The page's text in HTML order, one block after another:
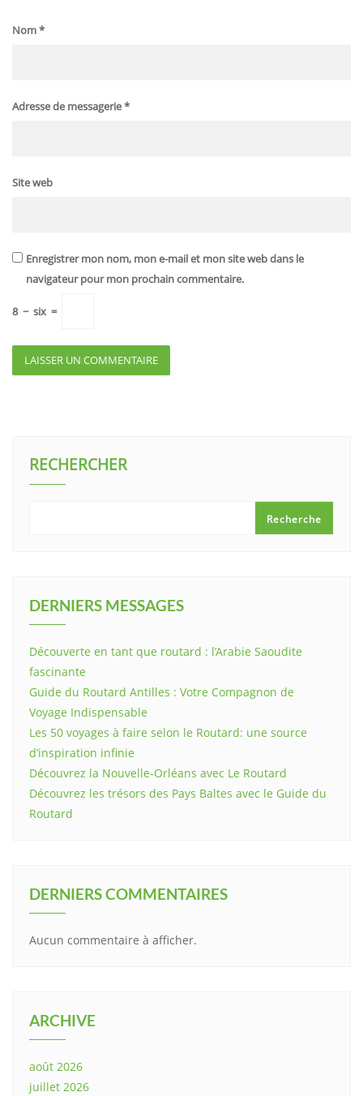
Nom*
Adresse de messagerie*
Site web
Enregistrer mon nom, mon e-mail et mon site web dans le
navigateur pour mon prochain commentaire.
8 − six =
RECHERCHER
Recherche
DERNIERS MESSAGES
Découverte en tant que routard : l’Arabie Saoudite
fascinante
Guide du Routard Antilles : Votre Compagnon de
Voyage Indispensable
Les 50 voyages à faire selon le Routard: une source
d’inspiration infinie
Découvrez la Nouvelle-Orléans avec Le Routard
Découvrez les trésors des Pays Baltes avec le Guide du
Routard
DERNIERS COMMENTAIRES
Aucun commentaire à afficher.
ARCHIVE
août 2026
juillet 2026